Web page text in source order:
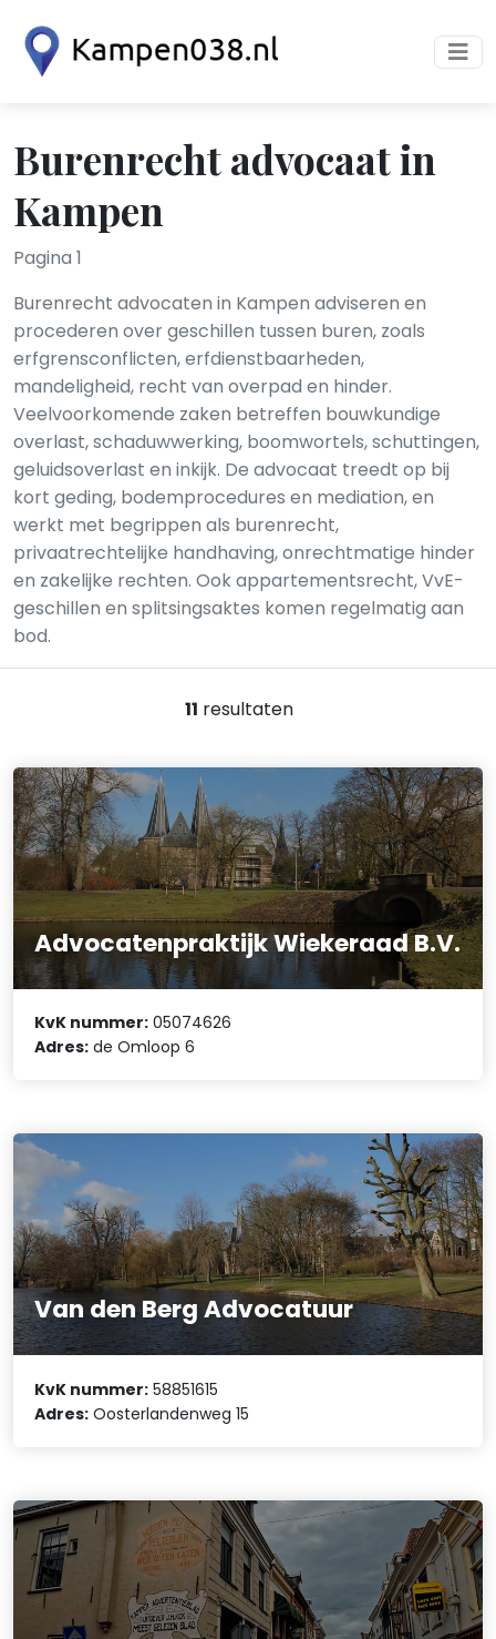
Burenrecht advocaat in
Kampen
Pagina 1
Burenrecht advocaten in Kampen adviseren en
procederen over geschillen tussen buren, zoals
erfgrensconflicten, erfdienstbaarheden,
mandeligheid, recht van overpad en hinder.
Veelvoorkomende zaken betreffen bouwkundige
overlast, schaduwwerking, boomwortels, schuttingen,
geluidsoverlast en inkijk. De advocaat treedt op bij
kort geding, bodemprocedures en mediation, en
werkt met begrippen als burenrecht,
privaatrechtelijke handhaving, onrechtmatige hinder
en zakelijke rechten. Ook appartementsrecht, VvE-
geschillen en splitsingsaktes komen regelmatig aan
bod.
11 resultaten
Advocatenpraktijk Wiekeraad B.V.
KvK nummer: 05074626
Adres: de Omloop 6
Van den Berg Advocatuur
KvK nummer: 58851615
Adres: Oosterlandenweg 15